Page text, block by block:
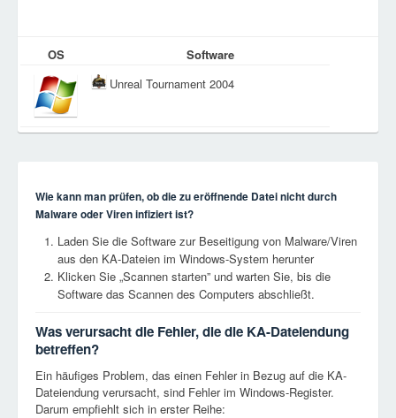
OS
Software
Unreal Tournament 2004
Wie kann man prüfen, ob die zu eröffnende Datei nicht durch
Malware oder Viren infiziert ist?
Laden Sie die Software zur Beseitigung von Malware/Viren
aus den KA-Dateien im Windows-System herunter
Klicken Sie „Scannen starten” und warten Sie, bis die
Software das Scannen des Computers abschließt.
Was verursacht die Fehler, die die KA-Dateiendung
betreffen?
Ein häufiges Problem, das einen Fehler in Bezug auf die KA-
Dateiendung verursacht, sind Fehler im Windows-Register.
Darum empfiehlt sich in erster Reihe: